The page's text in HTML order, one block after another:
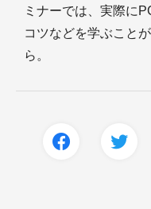
ミナーでは、実際に
コツなどを学ぶこと
ら。